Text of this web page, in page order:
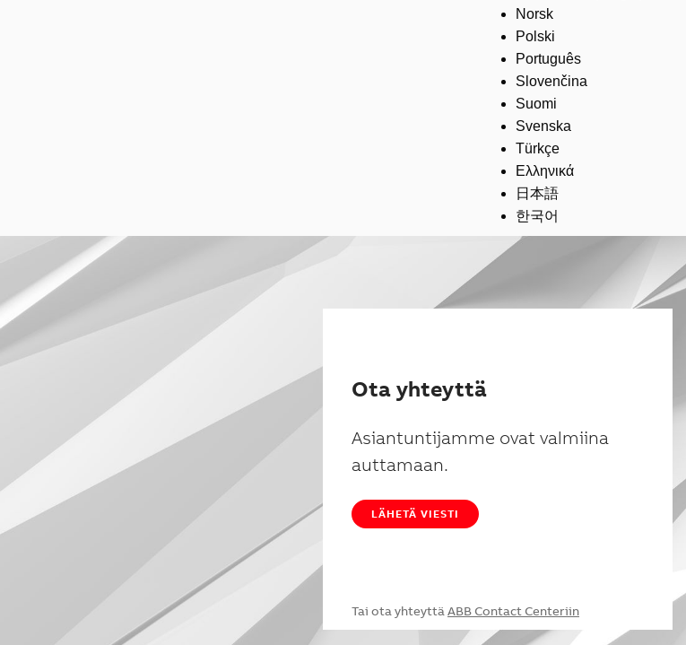
Norsk
Polski
Português
Slovenčina
Suomi
Svenska
Türkçe
Ελληνικά
日本語
한국어
Ota yhteyttä
Asiantuntijamme ovat valmiina
auttamaan.
LÄHETÄ VIESTI
Tai ota yhteyttäABB Contact Centeriin